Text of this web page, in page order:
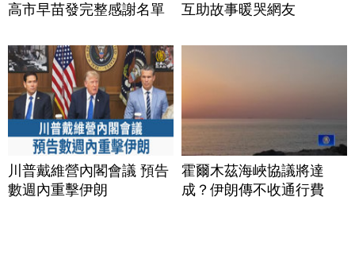
高市早苗發完整感謝名單
互助故事暖哭網友
川普戴維營內閣會議 預告
數週內重擊伊朗
霍爾木茲海峽協議將達
成？伊朗傳不收通行費